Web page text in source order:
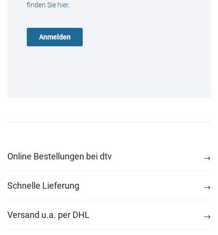
finden Sie hier.
Online Bestellungen bei dtv
Schnelle Lieferung
Versand u.a. per DHL